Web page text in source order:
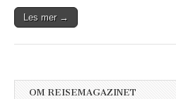
Les mer →
OM REISEMAGAZINET